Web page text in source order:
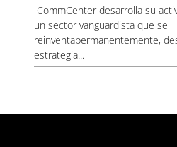
CommCenter desarrolla su
un sector vanguardista que se
reinventapermanentemente,
estrategia...